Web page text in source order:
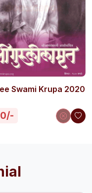
Swami Krupa 2020